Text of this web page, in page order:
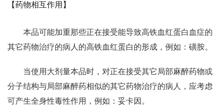
【药物相互作用】
本品可能加重那些正在接受能导致高铁血红蛋白血症的
其它药物治疗的病人的高铁血红蛋白的形成，例如：磺胺。
当使用大剂量本品时，对正在接受其它局部麻醉药物或
分子结构与局部麻醉药相似的其它药物治疗的病人，应考虑
可产生全身性毒性作用，例如：妥卡因。